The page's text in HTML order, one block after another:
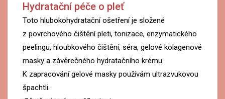
Hydratační péče o pleť
Toto hlubokohydratační ošetření je složené
z povrchového čištění pleti, tonizace, enzymatického
peelingu, hloubkového čištění, séra, gelové kolagenové
masky a závěrečného hydratačního krému.
K zapracování gelové masky používám ultrazvukovou
špachtli.